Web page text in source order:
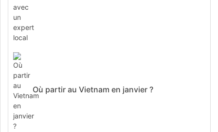
Où partir au Vietnam en janvier ?